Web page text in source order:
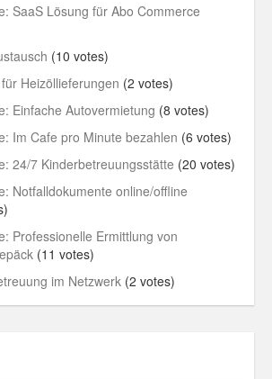
SaaS Lösung für Abo Commerce
(10 votes)
Heizöllieferungen (2 votes)
Einfache Autovermietung (8 votes)
Im Cafe pro Minute bezahlen (6 votes)
24/7 Kinderbetreuungsstätte (20 votes)
Notfalldokumente online/offline
Professionelle Ermittlung von
(11 votes)
im Netzwerk (2 votes)